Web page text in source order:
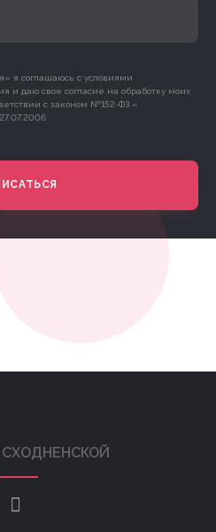
я соглашаюсь с условиями
и даю свое согласие на обработку моих
с законом №152-ФЗ «